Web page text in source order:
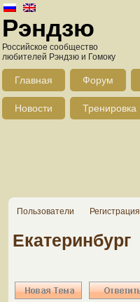
Рэндзю
Российское сообщество
любителей Рэндзю и Гомоку
Главная Форум
Новости Тренировка
Пользователи Регистрация
Екатеринбург